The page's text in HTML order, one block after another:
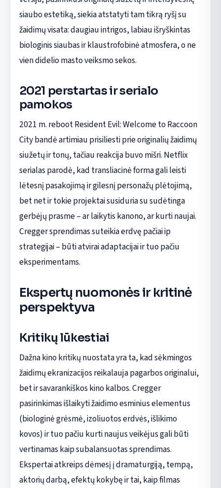
siaubo estetiką, siekia atstatyti tam tikrą ryšį su
žaidimų visata: daugiau intrigos, labiau išryškintas
biologinis siaubas ir klaustrofobinė atmosfera, o ne
vien didelio masto veiksmo sekos.
2021 perstartas ir serialo
pamokos
2021 m. reboot Resident Evil: Welcome to Raccoon
City bandė artimiau prisiliesti prie originalių žaidimų
siužetų ir tonų, tačiau reakcija buvo mišri. Netflix
serialas parodė, kad transliacinė forma gali leisti
lėtesnį pasakojimą ir gilesnį personažų plėtojimą,
bet net ir tokie projektai susiduria su sudėtinga
gerbėjų prasme – ar laikytis kanono, ar kurti naujai.
Cregger sprendimas suteikia erdvę pačiai ip
strategijai – būti atvirai adaptacijai ir tuo pačiu
eksperimentams.
Ekspertų nuomonės ir kritinė
perspektyva
Kritikų lūkestiai
Dažna kino kritikų nuostata yra ta, kad sėkmingos
žaidimų ekranizacijos reikalauja pagarbos originalui,
bet ir savarankiškos kino kalbos. Cregger
pasirinkimas išlaikyti žaidimo esminius elementus
(biologinė grėsmė, izoliuotos erdvės, išlikimo
kovos) ir tuo pačiu kurti naujus veikėjus gali būti
vertinamas kaip subalansuotas sprendimas.
Ekspertai atkreips dėmesį į dramaturgiją, tempą,
aktorių darbą, efektų kokybę ir tai, kaip filmas